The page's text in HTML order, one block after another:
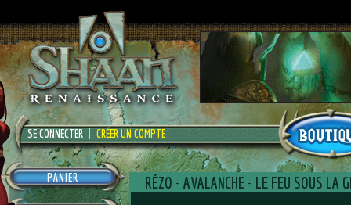
SE CONNECTER CRÉER UN COMPTE
PANIER RÉZO - AVALANCHE - LE FEU SOUS LA